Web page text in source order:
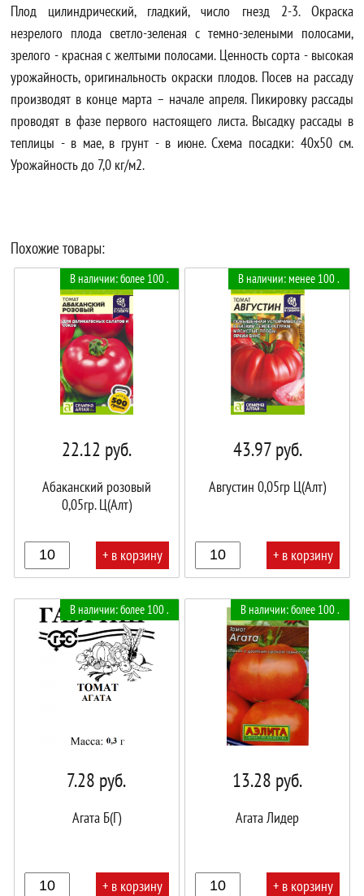
Плод цилиндрический, гладкий, число гнезд 2-3. Окраска
незрелого плода светло-зеленая с темно-зелеными полосами,
зрелого - красная с желтыми полосами. Ценность сорта - высокая
урожайность, оригинальность окраски плодов. Посев на рассаду
производят в конце марта – начале апреля. Пикировку рассады
проводят в фазе первого настоящего листа. Высадку рассады в
теплицы - в мае, в грунт - в июне. Схема посадки: 40х50 см.
Урожайность до 7,0 кг/м2.
Похожие товары:
В наличии: более 100 .
22.12 руб.
Абаканский розовый
0,05гр. Ц(Алт)
+ в корзину
корзине!
В наличии: менее 100 .
43.97руб.
Августин 0,05гр Ц(Алт)
+ в корзину
В наличии: более 100 .
7.28 руб.
Агата Б(Г)
+ в корзину
В наличии: более 100 .
13.28 руб.
Агата Лидер
+ в корзину